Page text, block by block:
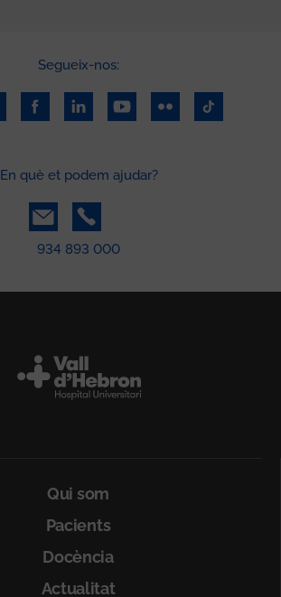
Segueix-nos:
En què et podem ajudar?
934 893 000
Qui som
Pacients
Docència
Actualitat